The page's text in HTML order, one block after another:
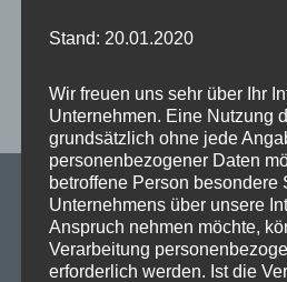
Rosengarten,Sanierung
Stefan Valentin,Stephan Machulik,
Bahntrasse, Verkehrspolitik,
Mitarbeiter
SPD Links
Stand: 20.01.2020
Wir freuen uns sehr über Ihr
Unternehmen. Eine Nutzung
grundsätzlich ohne jede
personenbezogener Daten
betroffene Person besondere
Unternehmens über unsere
Anspruch nehmen möchte,
Verarbeitung
erforderlich werden. Ist die